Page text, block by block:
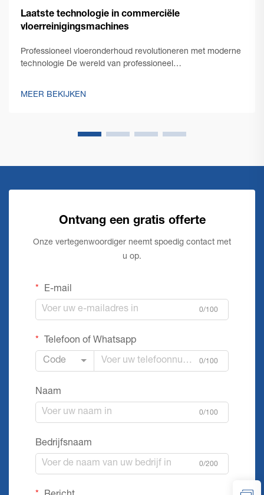
Laatste technologie in commerciële
vloerreinigingsmachines
Professioneel vloeronderhoud revolutioneren met moderne
technologie De wereld van professioneel
transformatie doorgemaakt met de opkomst van
MEER BEKIJKEN
Ontvang een gratis offerte
Onze vertegenwoordiger neemt spoedig contact met
u op.
E-mail
0/100
Telefoon of Whatsapp
Code 0/100
Naam
0/100
Bedrijfsnaam
0/200